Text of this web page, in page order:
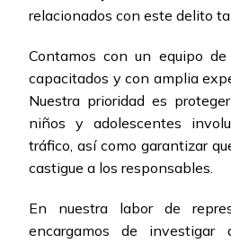
relacionados con este delito
Contamos con un equipo
capacitados y con amplia
Nuestra prioridad es
niños y adolescentes
tráfico, así como garantizar
castigue a los responsables.
En nuestra labor de
encargamos de investigar